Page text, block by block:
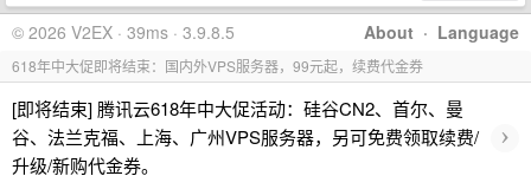
About · Language
© 2026 V2EX · 39ms · 3.9.8.5
618年中大促即将结束：国内外VPS服务器，99元起，续费代金券
[即将结束] 腾讯云618年中大促活动：硅谷CN2、首尔、曼
谷、法兰克福、上海、广州VPS服务器，另可免费领取续费/
升级/新购代金券。
›